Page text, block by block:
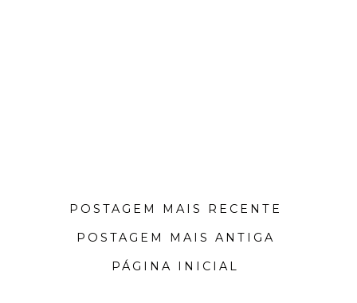
POSTAGEM MAIS RECENTE
POSTAGEM MAIS ANTIGA
PÁGINA INICIAL